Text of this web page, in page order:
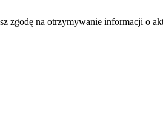
zgodę na otrzymywanie informacji o